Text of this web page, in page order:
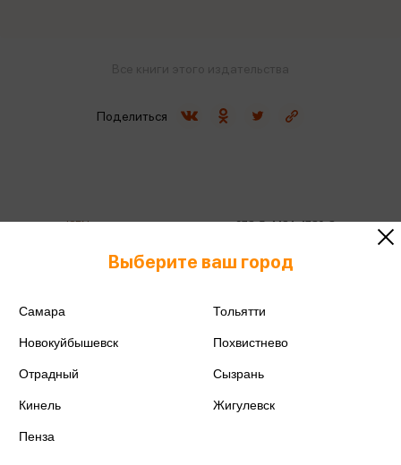
ISBN 978-5-4484-4780-8
Издательство
Количество страниц
Поделиться
Выберите ваш город
Самара Тольятти
Новокуйбышевск Похвистнево
Отрадный Сызрань
Кинель Жигулевск
Пенза